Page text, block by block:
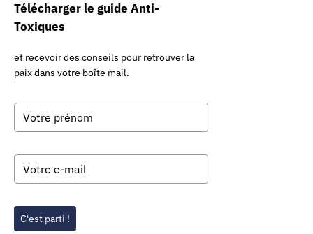
Télécharger le guide Anti-
Toxiques
et recevoir des conseils pour retrouver la
paix dans votre boîte mail.
C'est parti !